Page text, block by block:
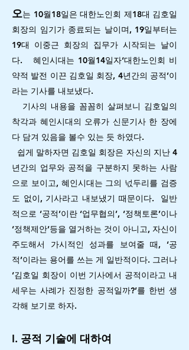
오는 10월18일은 대한노인회 제18대 김호일
회장의 임기가 종료되는 날이며, 19일부터는
19대 이중근 회장의 집무가 시작되는 날이
다. 혜인시대는 10월14일자‘대한노인회 비
약적 발전 이끈 김호일 회장, 4년간의 공적’이
라는 기사를 내보냈다.
기사의 내용을 꼼꼼히 살펴보니 김호일의
착각과 혜인시대의 오류가 신문기사 한 장에
다 담겨 있음을 볼수 있는 듯 하였다.
쉽게 말하자면 김호일 회장은 자신의 지난 4
년간의 업무와 공적을 구분하지 못하는 사람
으로 보이고, 혜인시대는 그의 넋두리를 검증
도 없이, 기사라고 내보냈기 때문이다. 일반
적으로 ‘공적’이란 ‘업무협의’, ‘정책토론’이나
‘정책제안’등을 열거하는 것이 아니고, 자신이
주도해서 가시적인 성과를 보여줄 때, ‘공
적’이라는 용어를 쓰는 게 일반적이다. 그러나
‘김호일 회장이 이번 기사에서 공적이라고 내
세우는 사례가 진정한 공적일까?’를 한번 생
각해 보기로 하자.
I. 공적 기술에 대하여